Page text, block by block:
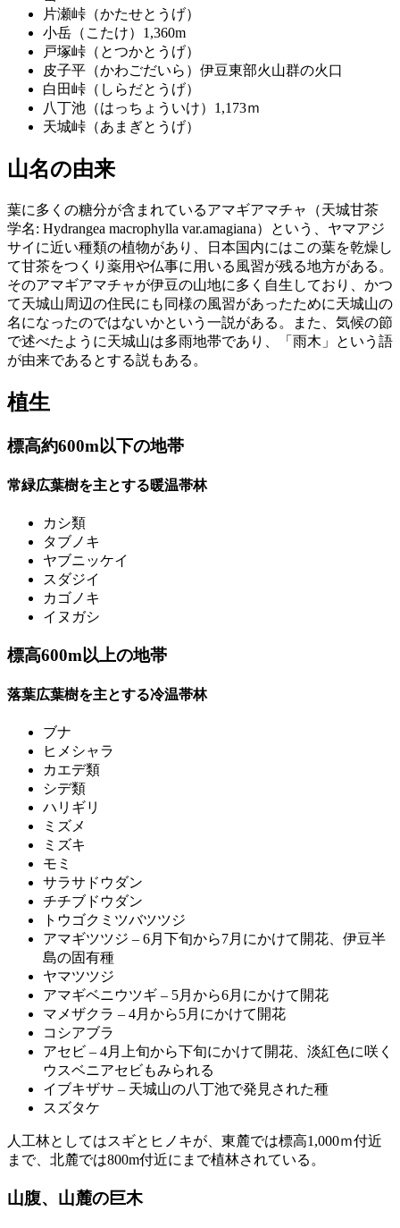
片瀬峠（かたせとうげ）
小岳（こたけ）1,360m
戸塚峠（とつかとうげ）
皮子平（かわごだいら）伊豆東部火山群の火口
白田峠（しらだとうげ）
八丁池（はっちょういけ）1,173ｍ
天城峠（あまぎとうげ）
山名の由来
葉に多くの糖分が含まれているアマギアマチャ（天城甘茶
学名: Hydrangea macrophylla var.amagiana）という、ヤマアジ
サイに近い種類の植物があり、日本国内にはこの葉を乾燥し
て甘茶をつくり薬用や仏事に用いる風習が残る地方がある。
そのアマギアマチャが伊豆の山地に多く自生しており、かつ
て天城山周辺の住民にも同様の風習があったために天城山の
名になったのではないかという一説がある。また、気候の節
で述べたように天城山は多雨地帯であり、「雨木」という語
が由来であるとする説もある。
植生
標高約600m以下の地帯
常緑広葉樹を主とする暖温帯林
カシ類
タブノキ
ヤブニッケイ
スダジイ
カゴノキ
イヌガシ
標高600m以上の地帯
落葉広葉樹を主とする冷温帯林
ブナ
ヒメシャラ
カエデ類
シデ類
ハリギリ
ミズメ
ミズキ
モミ
サラサドウダン
チチブドウダン
トウゴクミツバツツジ
アマギツツジ – 6月下旬から7月にかけて開花、伊豆半
島の固有種
ヤマツツジ
アマギベニウツギ – 5月から6月にかけて開花
マメザクラ – 4月から5月にかけて開花
コシアブラ
アセビ – 4月上旬から下旬にかけて開花、淡紅色に咲く
ウスベニアセビもみられる
イブキザサ – 天城山の八丁池で発見された種
スズタケ
人工林としてはスギとヒノキが、東麓では標高1,000ｍ付近
まで、北麓では800m付近にまで植林されている。
山腹、山麓の巨木